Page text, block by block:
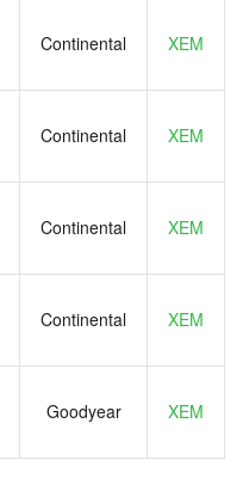
Continental XEM
Continental XEM
Continental XEM
Continental XEM
Goodyear XEM